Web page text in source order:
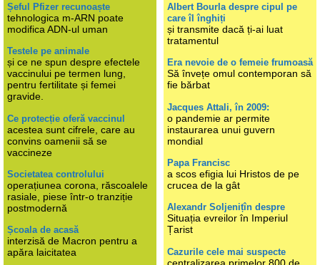
Șeful Pfizer recunoaște
tehnologica m-ARN poate
modifica ADN-ul uman
Testele pe animale
și ce ne spun despre efectele
vaccinului pe termen lung,
pentru fertilitate și femei
gravide.
Ce protecție oferă vaccinul
acestea sunt cifrele, care au
convins oamenii să se
vaccineze
Societatea controlului
operațiunea corona, răscoalele
rasiale, piese într-o tranziție
postmodernă
Școala de acasă
interzisă de Macron pentru a
apăra laicitatea
Albert Bourla despre cipul pe
care îl înghiți
și transmite dacă ți-ai luat
tratamentul
Era nevoie de o femeie frumoasă
Să învețe omul contemporan să
fie bărbat
Jacques Attali, în 2009:
o pandemie ar permite
instaurarea unui guvern
mondial
Papa Francisc
a scos efigia lui Hristos de pe
crucea de la gât
Alexandr Soljenițîn despre
Situația evreilor în Imperiul
Țarist
Cazurile cele mai suspecte
centralizarea primelor 800 de